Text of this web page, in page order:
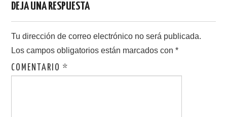
o
o
k
o
n
DEJA UNA RESPUESTA
Tu dirección de correo electrónico no será publicada.
Los campos obligatorios están marcados con*
COMENTARIO*